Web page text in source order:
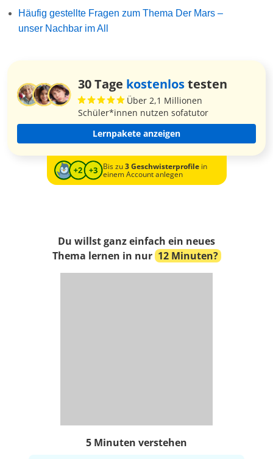
Häufig gestellte Fragen zum Thema Der Mars –
unser Nachbar im All
30 Tage kostenlostesten
Über 2,1 Millionen
Schüler*innen nutzen sofatutor
Lernpakete anzeigen
Bis zu3 Geschwisterprofilein
einem Account anlegen
Du willst ganz einfach ein neues
Thema lernen in nur 12 Minuten?
5 Minuten verstehen